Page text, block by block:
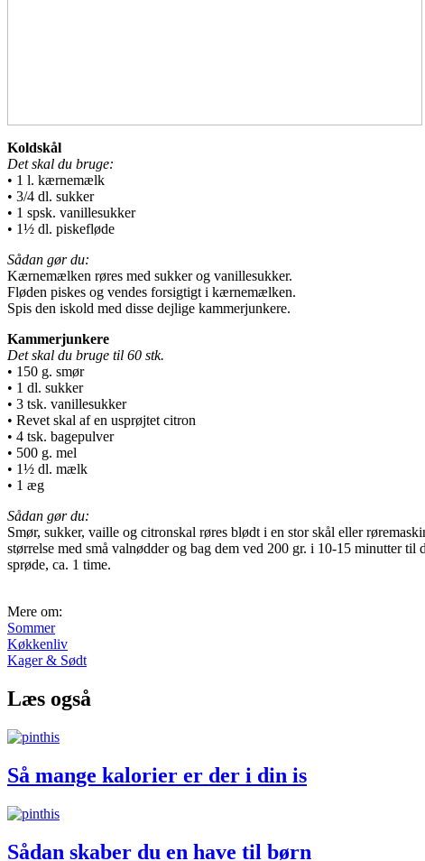
Koldskål
Det skal du bruge:
• 1 l. kærnemælk
• 3/4 dl. sukker
• 1 spsk. vanillesukker
• 1½ dl. piskefløde
Sådan gør du:
Kærnemælken røres med sukker og vanillesukker.
Fløden piskes og vendes forsigtigt i kærnemælken.
Spis den iskold med disse dejlige kammerjunkere.
Kammerjunkere
Det skal du bruge til 60 stk.
• 150 g. smør
• 1 dl. sukker
• 3 tsk. vanillesukker
• Revet skal af en usprøjtet citron
• 4 tsk. bagepulver
• 500 g. mel
• 1½ dl. mælk
• 1 æg
Sådan gør du:
Smør, sukker, vaille og citronskal røres blødt i en stor skål eller
størrelse med små valnødder og bag dem ved 200 gr. i 10-15 minutter
sprøde, ca. 1 time.
Mere om:
Sommer
Køkkenliv
Kager & Sødt
Læs også
Så mange kalorier er der i din is
Sådan skaber du en have til børn